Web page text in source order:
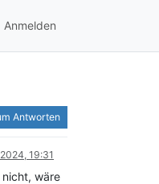
Anmelden
Antworten
19:31
wäre